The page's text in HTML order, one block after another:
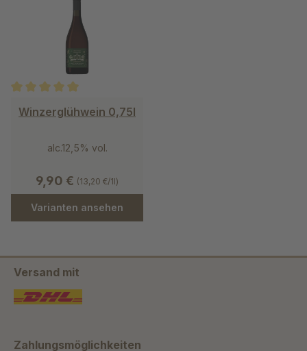
Durchschnittliche Bewertung von 5 von 5 Sternen
Winzerglühwein 0,75l
alc.12,5% vol.
9,90 € (13,20 €/1l)
Varianten ansehen
Versand mit
Zahlungsmöglichkeiten